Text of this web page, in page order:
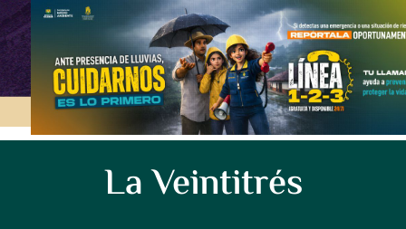
La Veintitrés